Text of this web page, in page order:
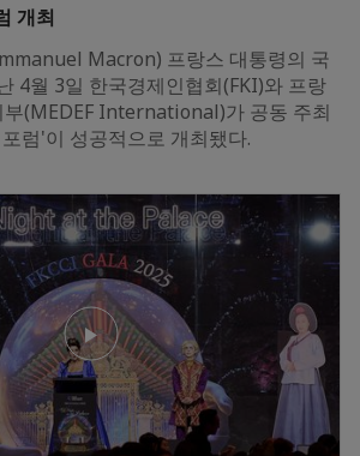
개최
Macron) 프랑스 대통령의 국
4월 3일 한국경제인협회(FKI)와 프랑
부(MEDEF International)가 공동 주최
럼'이 성공적으로 개최됐다.